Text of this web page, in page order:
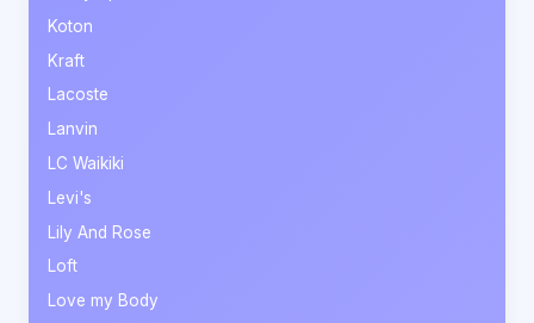
Koton
Kraft
Lacoste
Lanvin
LC Waikiki
Levi's
Lily And Rose
Loft
Love my Body